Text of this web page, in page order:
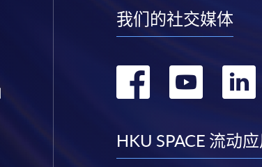
我们的社交媒体
转 转
HKU SPACE 流动